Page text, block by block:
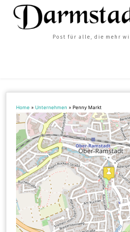
Post für alle, die mehr
Home »Unternehmen »Penny Markt